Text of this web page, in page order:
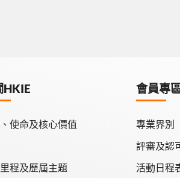
HKIE
使命及核心價值
程及歷屆主題
會員專
專業界別
評審及認
活動日程